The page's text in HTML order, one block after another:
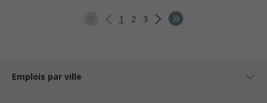
1 2 3
Emplois par ville